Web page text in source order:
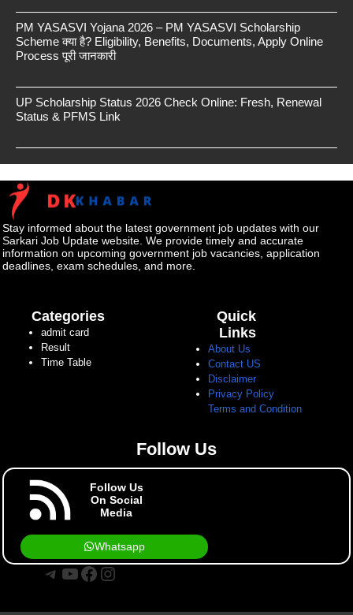
PM YASASVI Yojana 2026 – PM YASASVI Scholarship
Scheme क्या है? Eligibility, Benefits, Documents, Apply Online
Process पूरी जानकारी
UP Scholarship Status 2026 Check Online: Fresh, Renewal
Status & PFMS Link
Stay informed about the latest government job updates with our
Sarkari Job Update website. We provide timely and accurate
information on upcoming government job vacancies, application
deadlines, exam schedules, and more.
Categories
admit card
Result
Time Table
Quick
Links
About Us
Contact US
Disclaimer
Privacy Policy
Terms and Condition
Follow Us
Follow Us
On Social
Media
Whatsapp
Telegram
YouTube
Facebook
Instagram